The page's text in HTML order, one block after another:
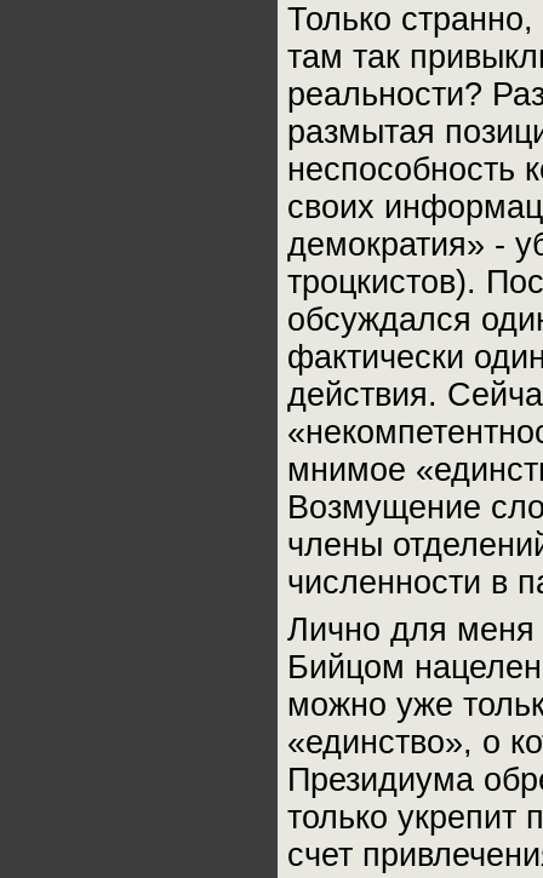
Только
там так
реальности?
размытая
неспособность
своих
демократия» -
троцкистов).
обсуждался
фактически
действия.
мнимое
Возмущение
члены
численности в
Лично для меня
Бийцом
можно уже
«единство», о
Президиума
только укрепит
счет